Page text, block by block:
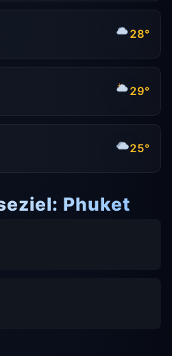
28°
29°
25°
Phuket